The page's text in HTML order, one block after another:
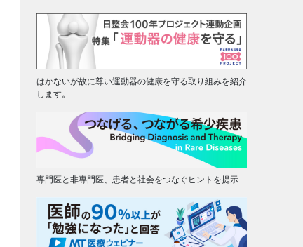
はかないが故に尊い運動器の健康を守る取り組みを紹介
します。
専門医と非専門医、患者と社会をつなぐヒントを提示